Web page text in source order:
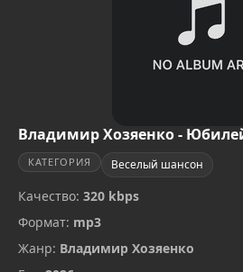
Владимир Хозяенко -
КАТЕГОРИЯ Веселый шансон
Качество: 320 kbps
Формат: mp3
Жанр: Владимир Хозяенко